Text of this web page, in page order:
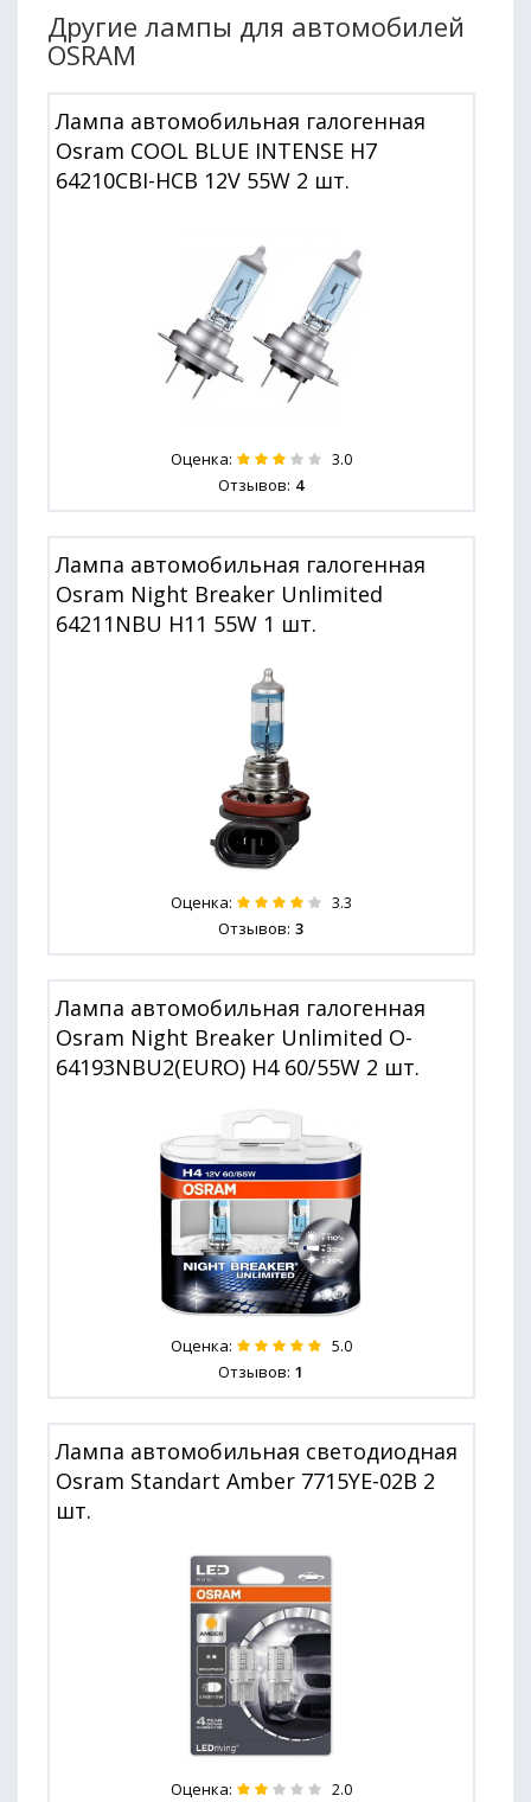
Другие лампы для автомобилей
OSRAM
Лампа автомобильная галогенная
Osram COOL BLUE INTENSE H7
64210CBI-HCB 12V 55W 2 шт.
Оценка: 3.0
Отзывов: 4
Лампа автомобильная галогенная
Osram Night Breaker Unlimited
64211NBU H11 55W 1 шт.
Оценка: 3.3
Отзывов: 3
Лампа автомобильная галогенная
Osram Night Breaker Unlimited O-
64193NBU2(EURO) H4 60/55W 2 шт.
Оценка: 5.0
Отзывов: 1
Лампа автомобильная светодиодная
Osram Standart Amber 7715YE-02B 2
шт.
Оценка: 2.0